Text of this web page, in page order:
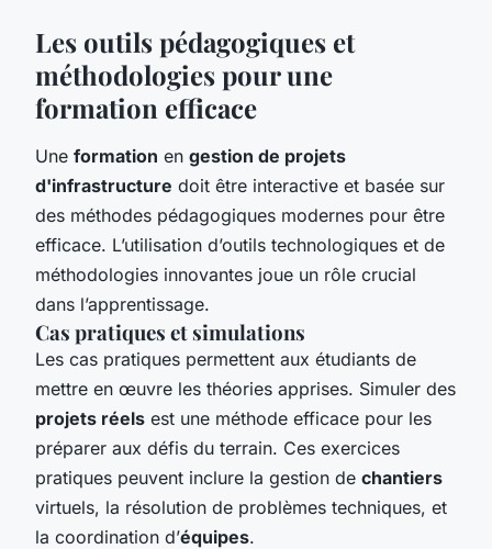
Les outils pédagogiques et
méthodologies pour une
formation efficace
Une formation en gestion de projets
d'infrastructure doit être interactive et basée sur
des méthodes pédagogiques modernes pour être
efficace. L’utilisation d’outils technologiques et de
méthodologies innovantes joue un rôle crucial
dans l’apprentissage.
Cas pratiques et simulations
Les cas pratiques permettent aux étudiants de
mettre en œuvre les théories apprises. Simuler des
projets réels est une méthode efficace pour les
préparer aux défis du terrain. Ces exercices
pratiques peuvent inclure la gestion de chantiers
virtuels, la résolution de problèmes techniques, et
la coordination d’équipes.